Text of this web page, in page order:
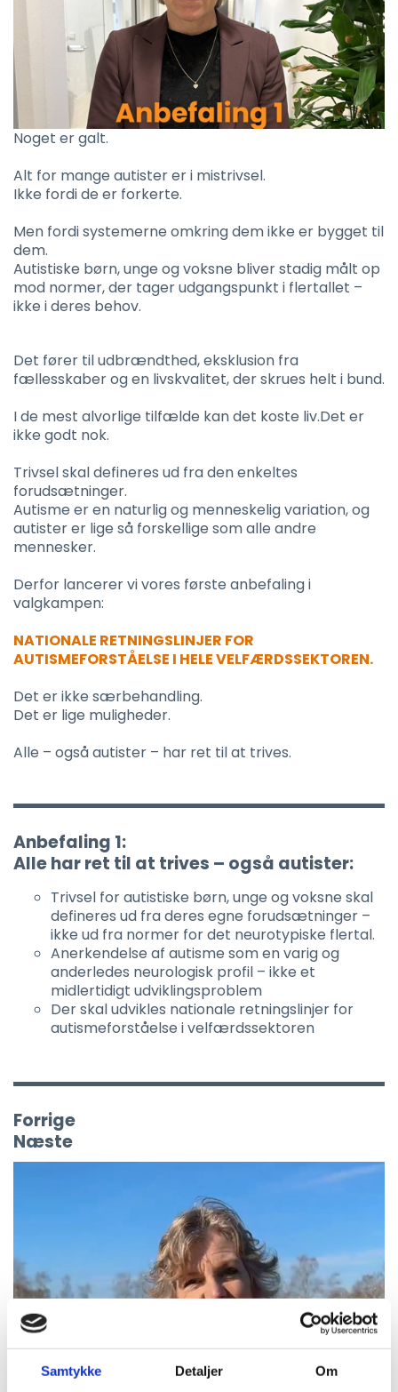
Samtykke Detaljer Om
Noget er galt.
Alt for mange autister er i mistrivsel.
Ikke fordi de er forkerte.
Men fordi systemerne omkring dem ikke er bygget til
dem.
Autistiske børn, unge og voksne bliver stadig målt op
mod normer, der tager udgangspunkt i flertallet –
ikke i deres behov.
Det fører til udbrændthed, eksklusion fra
fællesskaber og en livskvalitet, der skrues helt i bund.
I de mest alvorlige tilfælde kan det koste liv.Det er
ikke godt nok.
Trivsel skal defineres ud fra den enkeltes
forudsætninger.
Autisme er en naturlig og menneskelig variation, og
autister er lige så forskellige som alle andre
mennesker.
Derfor lancerer vi vores første anbefaling i
valgkampen:
NATIONALE RETNINGSLINJER FOR
AUTISMEFORSTÅELSE I HELE VELFÆRDSSEKTOREN.
Det er ikke særbehandling.
Det er lige muligheder.
Alle – også autister – har ret til at trives.
Anbefaling 1:
Alle har ret til at trives – også autister:
Trivsel for autistiske børn, unge og voksne skal
defineres ud fra deres egne forudsætninger –
ikke ud fra normer for det neurotypiske flertal.
Anerkendelse af autisme som en varig og
anderledes neurologisk profil – ikke et
midlertidigt udviklingsproblem
Der skal udvikles nationale retningslinjer for
autismeforståelse i velfærdssektoren
Forrige
Næste